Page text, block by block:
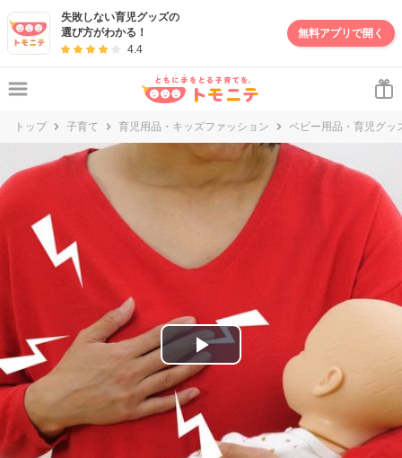
失敗しない育児グッズの
選び方がわかる！
4.4
無料アプリで開く
トップ 子育て 育児用品・キッズファッション ベビー用品・育児グッ
P
l
a
妊娠・出産・子育て情報サイト | トモニテ